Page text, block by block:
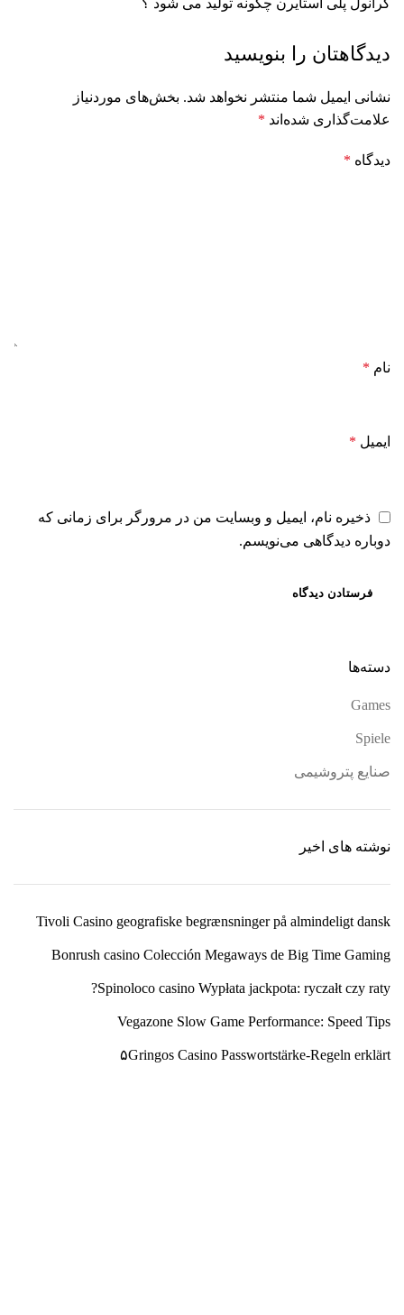
دیدگاهتان را بنویسید
نشانی ایمیل شما منتشر نخواهد شد. بخش‌های موردنیاز
علامت‌گذاری شده‌اند *
دیدگاه *
نام *
ایمیل *
ذخیره نام، ایمیل و وبسایت من در مرورگر برای زمانی که
دوباره دیدگاهی می‌نویسم.
دسته‌ها
Games
Spiele
صنایع پتروشیمی
نوشته های اخیر
Tivoli Casino geografiske begrænsninger på almindeligt dansk
Bonrush casino Colección Megaways de Big Time Gaming
Spinoloco casino Wypłata jackpota: ryczałt czy raty?
Vegazone Slow Game Performance: Speed Tips
۵Gringos Casino Passwortstärke-Regeln erklärt